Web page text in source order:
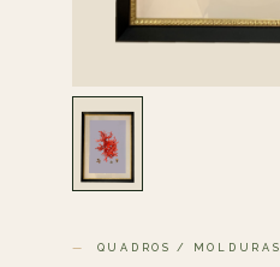
QUADROS / MOLDURAS